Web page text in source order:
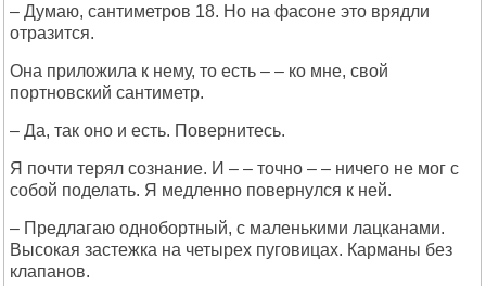
– Думаю, сантиметров 18. Но на фасоне это врядли
отразится.
Она приложила к нему, то есть – – ко мне, свой
портновский сантиметр.
– Да, так оно и есть. Повернитесь.
Я почти терял сознание. И – – точно – – ничего не мог с
собой поделать. Я медленно повернулся к ней.
– Предлагаю однобортный, с маленькими лацканами.
Высокая застежка на четырех пуговицах. Карманы без
клапанов.